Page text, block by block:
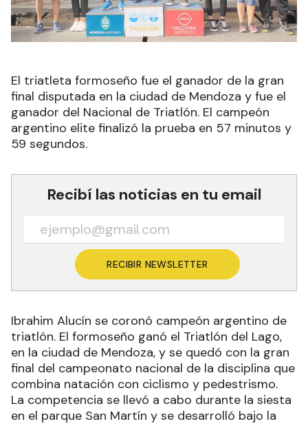
El triatleta formoseño fue el ganador de la gran
final disputada en la ciudad de Mendoza y fue el
ganador del Nacional de Triatlón. El campeón
argentino elite finalizó la prueba en 57 minutos y
59 segundos.
Recibí las noticias en tu email
RECIBIR NEWSLETTER
Ibrahim Alucín se coronó campeón argentino de
triatlón. El formoseño ganó el Triatlón del Lago,
en la ciudad de Mendoza, y se quedó con la gran
final del campeonato nacional de la disciplina que
combina natación con ciclismo y pedestrismo.
La competencia se llevó a cabo durante la siesta
en el parque San Martín y se desarrolló bajo la